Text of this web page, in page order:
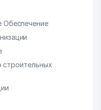
Обеспечение